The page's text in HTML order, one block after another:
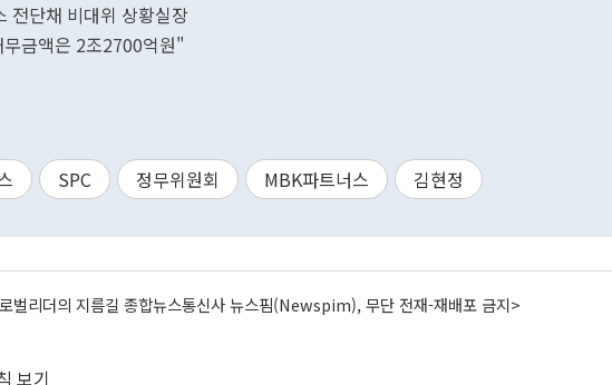
전단채 비대위 상황실장
금액은 2조2700억원"
SPC 정무위원회 MBK파트너스 김현정
벌리더의 지름길 종합뉴스통신사 뉴스핌(Newspim), 무단 전재-재배포 금지>
보기